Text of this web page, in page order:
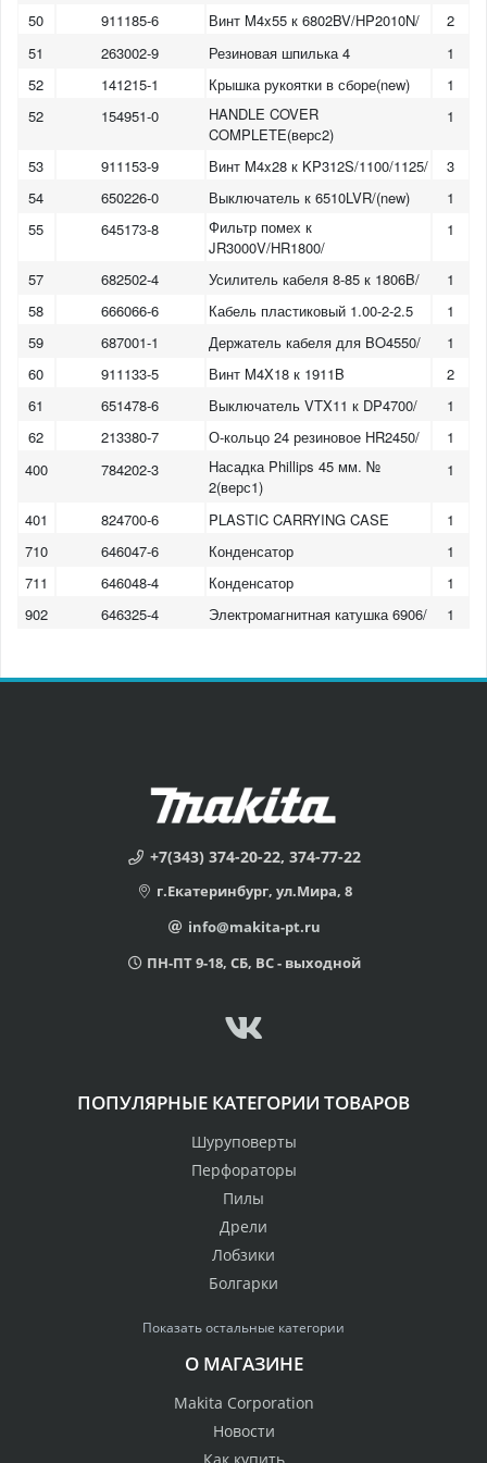
50 911185-6 Винт M4x55 к 6802BV/HP2010N/
2
51
263002-9 Резиновая шпилька 4
1
52
141215-1 Крышка рукоятки в сборе(new)
1
52
154951-0
HANDLE COVER
COMPLETE(верс2)
1
53 911153-9 Винт M4x28 к KP312S/1100/1125/
3
54
650226-0 Выключатель к 6510LVR/(new)
1
55
645173-8
Фильтр помех к
JR3000V/HR1800/
1
57 682502-4 Усилитель кабеля 8-85 к 1806B/
1
58
666066-6 Кабель пластиковый 1.00-2-2.5
1
59
687001-1 Держатель кабеля для BO4550/
1
60
911133-5 Винт M4X18 к 1911B
2
61
651478-6 Выключатель VTX11 к DP4700/
1
62
213380-7 О-кольцо 24 резиновое HR2450/
1
400
784202-3
Насадка Phillips 45 мм. №
2(верс1)
1
401 824700-6 PLASTIC CARRYING CASE
1
710
646047-6 Конденсатор
1
711
646048-4 Конденсатор
1
902
646325-4 Электромагнитная катушка 6906/ 1
+7(343) 374-20-22, 374-77-22
г.Екатеринбург, ул.Мира, 8
info@makita-pt.ru
ПН-ПТ 9-18, СБ, ВС - выходной
ПОПУЛЯРНЫЕ КАТЕГОРИИ ТОВАРОВ
Шуруповерты
Перфораторы
Пилы
Дрели
Лобзики
Болгарки
Показать остальные категории
О МАГАЗИНЕ
Makita Corporation
Новости
Как купить